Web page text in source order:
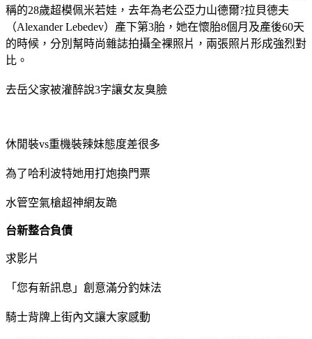
稱的28歲超模佩米若娃，去年為老公亞力山德爾?拉貝德夫
（Alexander Lebedev）產下第3胎，她在懷胎8個月及產後60天
的時候，分別幫時尚雜誌拍攝全裸照片，兩張照片形成強烈對
比。
去岳父家被灌醉說3字讓女友臭臉
休閒裝vs重機裝辣妹態度差很多
為了哈利波特她用打炮換門票
水管空氣槍超神網友跪
台新整合負債
求影片
「您有新訊息」創意滿分釣妹法
騎士背牌上街內文讓大家感動